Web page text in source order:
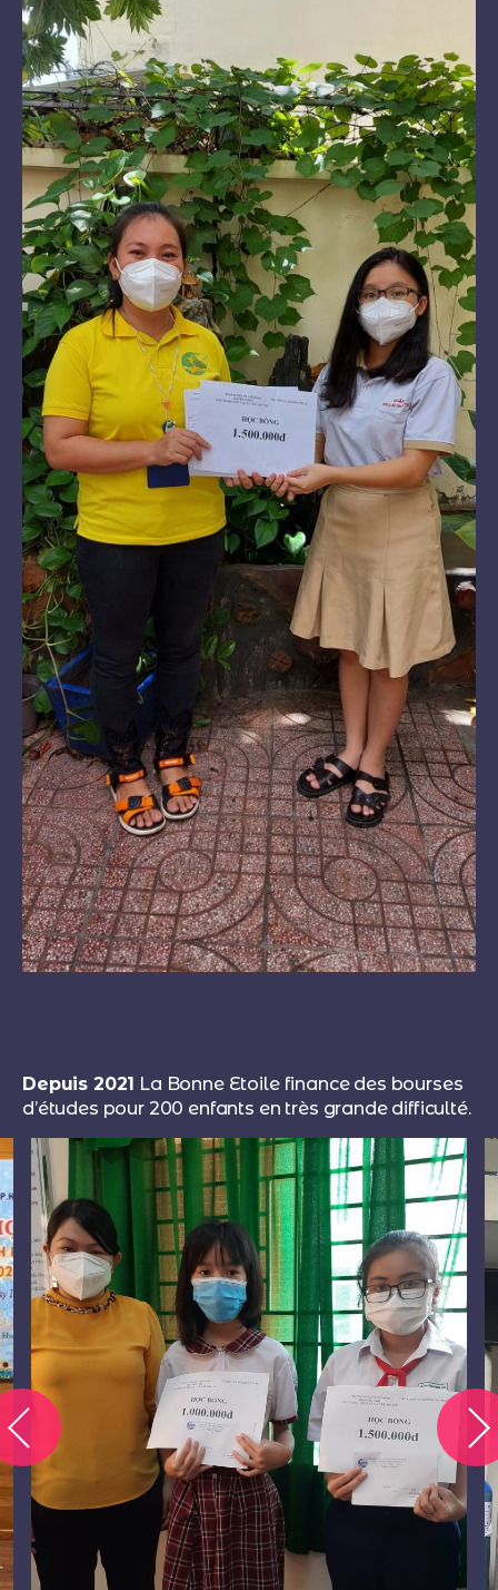
Depuis 2021 La Bonne Etoile finance des bourses
d’études pour 200 enfants en très grande difficulté.